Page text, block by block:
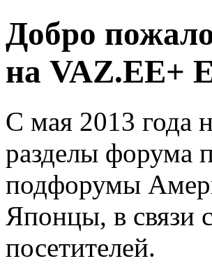
Добро
на VAZ.EE+
С мая 2013 года
разделы форума
подфорумы
Японцы, в связи
посетителей.